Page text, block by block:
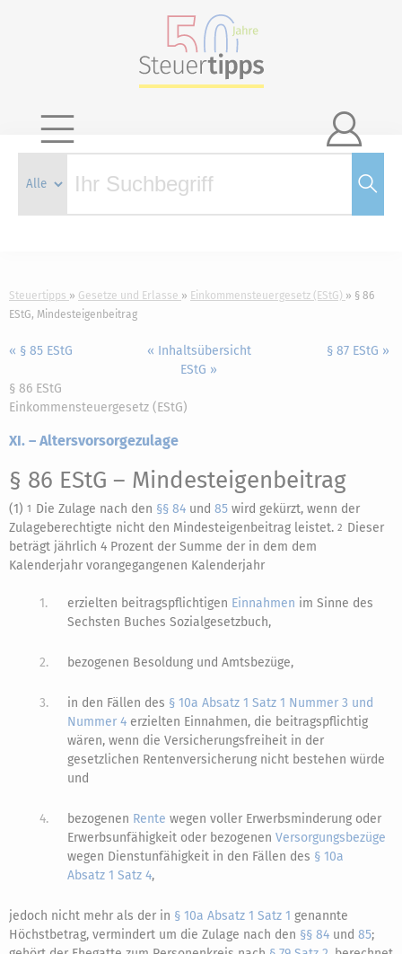

Steuertipps Gesetze und Erlasse Einkommensteuergesetz (EStG)
§ 86
EStG, Mindesteigenbeitrag
« § 85 EStG
« Inhaltsübersicht
EStG »
§ 87 EStG »
§ 86 EStG
Einkommensteuergesetz (EStG)
XI. – Altersvorsorgezulage
§ 86 EStG – Mindesteigenbeitrag
(1) 1 Die Zulage nach den §§ 84 und 85 wird gekürzt, wenn der
Zulageberechtigte nicht den Mindesteigenbeitrag leistet. 2 Dieser
beträgt jährlich 4 Prozent der Summe der in dem dem
Kalenderjahr vorangegangenen Kalenderjahr
1. erzielten beitragspflichtigen Einnahmen im Sinne des
Sechsten Buches Sozialgesetzbuch,
2. bezogenen Besoldung und Amtsbezüge,
3. in den Fällen des § 10a Absatz 1 Satz 1 Nummer 3 und
Nummer 4 erzielten Einnahmen, die beitragspflichtig
wären, wenn die Versicherungsfreiheit in der
gesetzlichen Rentenversicherung nicht bestehen würde
und
4. bezogenen Rente wegen voller Erwerbsminderung oder
Erwerbsunfähigkeit oder bezogenenVersorgungsbezüge
wegen Dienstunfähigkeit in den Fällen des § 10a
Absatz 1 Satz 4,
jedoch nicht mehr als der in § 10a Absatz 1 Satz 1 genannte
Höchstbetrag, vermindert um die Zulage nach den §§ 84 und 85;